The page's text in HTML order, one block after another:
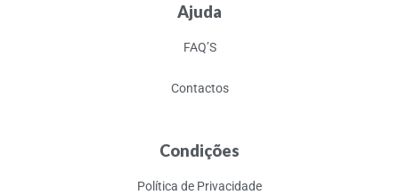
Ajuda
FAQ’S
Contactos
Condições
Política de Privacidade